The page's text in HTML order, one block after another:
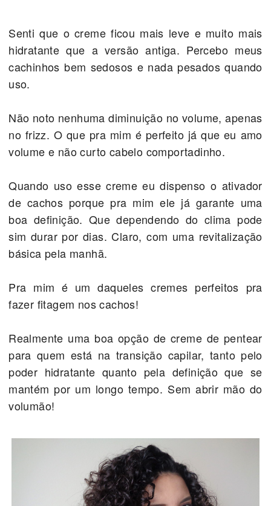
Senti que o creme ficou mais leve e muito mais
hidratante que a versão antiga. Percebo meus
cachinhos bem sedosos e nada pesados quando
uso.
Não noto nenhuma diminuição no volume, apenas
no frizz. O que pra mim é perfeito já que eu amo
volume e não curto cabelo comportadinho.
Quando uso esse creme eu dispenso o ativador
de cachos porque pra mim ele já garante uma
boa definição. Que dependendo do clima pode
sim durar por dias. Claro, com uma revitalização
básica pela manhã.
Pra mim é um daqueles cremes perfeitos pra
fazer fitagem nos cachos!
Realmente uma boa opção de creme de pentear
para quem está na transição capilar, tanto pelo
poder hidratante quanto pela definição que se
mantém por um longo tempo. Sem abrir mão do
volumão!